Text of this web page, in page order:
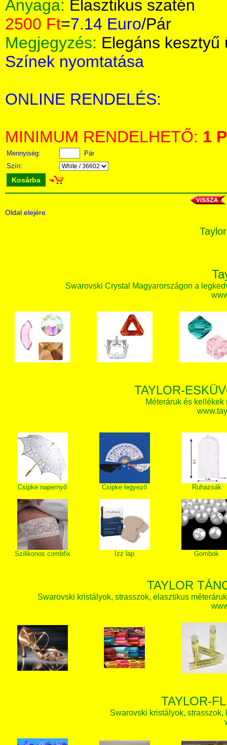
Anyaga: Elasztikus szatén
2500 Ft=7.14 Euro/Pár
Megjegyzés: Elegáns kesztyű
Színek nyomtatása
ONLINE RENDELÉS:
MINIMUM RENDELHETŐ: 1
Mennyiség:
Pár
Szín:
Kosárba
Oldal elejére
Swarovski Crystal Magyarországon a
TAYLOR-
Méteráruk és
Csipke napernyő Csipke legyező Ruhazsák
Szilikonos combfix Izz lap Gombok
TAYLOR
Swarovski kristályok, strasszok, elasztikus
TAYLOR-
Swarovski kristályok,